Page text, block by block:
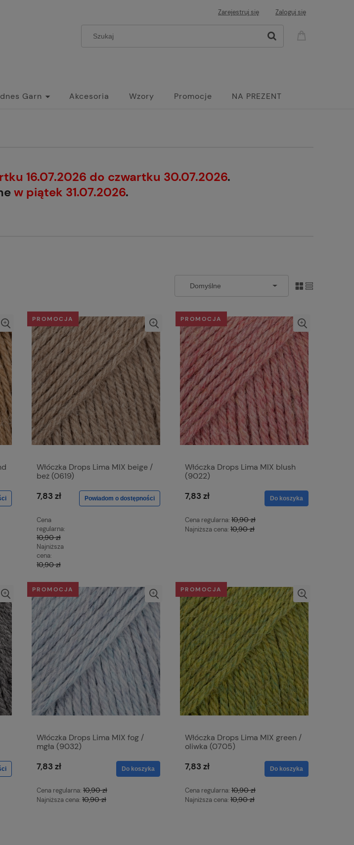
Zarejestruj się Zaloguj się
Garn Akcesoria Wzory Promocje NA PREZENT
16.07.2026 do czwartku 30.07.2026.
w piątek 31.07.2026.
Włóczka Drops Lima MIX beige /
beż (0619)
7,83 zł
Cena
regularna:
10,90 zł
Najniższa
cena:
10,90 zł
Powiadom o dostępności
PROMOCJA
Włóczka Drops Lima MIX blush
(9022)
7,83 zł
Cena regularna: 10,90 zł
Najniższa cena: 10,90 zł
Do koszyka
PROMOCJA
Włóczka Drops Lima MIX fog /
mgła (9032)
7,83 zł
Cena regularna: 10,90 zł
Najniższa cena: 10,90 zł
Do koszyka
PROMOCJA
Włóczka Drops Lima MIX green /
oliwka (0705)
7,83 zł
Cena regularna: 10,90 zł
Najniższa cena: 10,90 zł
Do koszyka
PROMOCJA